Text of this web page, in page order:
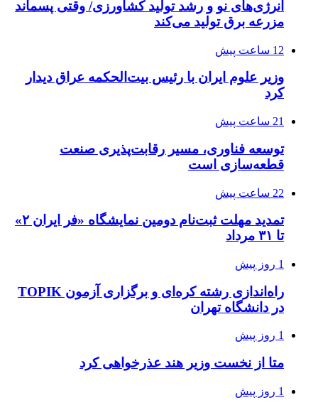
انرژی‌های نو و رشد تولید کشاورزی/ وقتی پسماند
مزرعه‌ برق تولید می‌کند
12 ساعت پیش
وزیر علوم ایران با رئیس بیت‌الحکمه عراق دیدار
کرد
21 ساعت پیش
توسعه فناوری، مسیر رقابت‌پذیری صنعت
قطعه‌سازی است
22 ساعت پیش
تمدید مهلت ثبت‌نام دومین نمایشگاه «فر ایران ۲»
تا ۳۱ مرداد
1 روز پیش
راه‌اندازی رشته کره‌ای و برگزاری آزمون TOPIK
در دانشگاه تهران
1 روز پیش
متا از نخست وزیر هند عذرخواهی کرد
1 روز پیش